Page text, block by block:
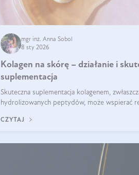
mgr inż. Anna Sobol
8 sty 2026
Kolagen na skórę – działanie i
suplementacja
Skuteczna suplementacja kolagenem,
hydrolizowanych peptydów, może wspierać
regularnością stosowania.
CZYTAJ